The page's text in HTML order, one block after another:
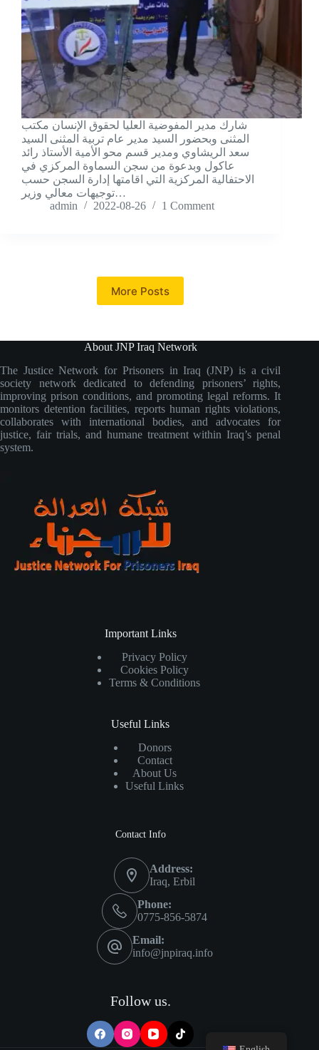
شارك مدير المفوضية العليا لحقوق الإنسان مكتب
المثنى وبحضور السيد مدير عام تربية المثنى السيد
سعد الريشاوي ومدير قسم محو الأمية الأستاذ رائد
عاكول وبدعوة من سجن السماوة المركزي في
الاحتفالية المركزية التي اقامتها إدارة السجن حسب
توجيهات معالي وزير…
admin
2022-08-26 1 Comment
More Posts
About JNP Iraq Network
The Justice Network for Prisoners in Iraq (JNP) is a civil
society network dedicated to defending prisoners’ rights,
improving prison conditions, and promoting legal reforms. It
monitors detention facilities, reports human rights violations,
collaborates with international bodies, and advocates for
justice, fair trials, and humane treatment within Iraq’s penal
system.
Important Links
Privacy Policy
Cookies Policy
Terms & Conditions
Useful Links
Donors
Contact
About Us
Useful Links
Contact Info
Address:
Iraq, Erbil
Phone:
0775-856-5874
Email:
info@jnpiraq.info
Follow us.